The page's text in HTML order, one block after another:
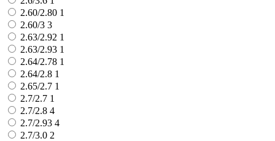
2.60/2.80 1
2.60/3 3
2.63/2.92 1
2.63/2.93 1
2.64/2.78 1
2.64/2.8 1
2.65/2.7 1
2.7/2.7 1
2.7/2.8 4
2.7/2.93 4
2.7/3.0 2